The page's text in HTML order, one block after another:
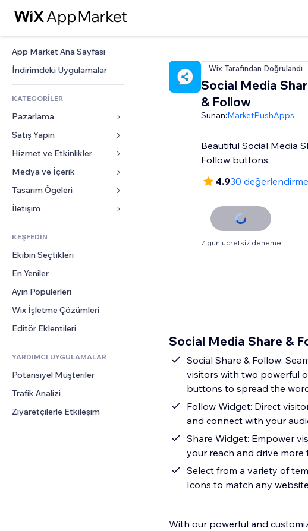
App Market Ana Sayfası
İndirimdeki Uygulamalar
KATEGORİLER
Pazarlama
Reklamlar
Mobil
Site Analizleri
Sosyal Ağ
Site Listeleri
E-posta
Satış Yapın
Mağazalar için uygulamalar
Gönderim ve Teslimat
Satış Düğmeleri
Muhasebe
Kuponlar ve Müşteri Sadakati
Depolama Çözümleri
Hizmet ve Etkinlikler
Oteller
Etkinlikler
Restoranlar
Emlak
Randevular
Medya ve İçerik
Galeri
Müzik
Podcast
Fotoğrafçılık
Video
PDF
Dosya Paylaşımı
Haberler
Tasarım Ögeleri
Haritalar ve Navigasyon
Gizlilik ve Güvenlik
Saat
Sayfa Şablonları
Görüntü Efektleri
Düğmeler ve Menüler
Afişler ve Rozetler
Hesap Makineleri
Arama
Hava Durumu
Grafik ve Tablolar
Formlar
Blog
Anketler
Sohbet
Yorumlar
Telefon
Topluluk
Değerlendirmeler ve Müşteri
KEŞFEDİN
Ekibin Seçtikleri
En Yeniler
Ayın Popülerleri
Wix İşletme Çözümleri
Editör Eklentileri
YARDIMCI UYGULAMALAR
Potansiyel Müşteriler
Trafik Analizi
Ziyaretçilerle Etkileşim
Wix Tarafından Doğrulandı
Social Media
& Follow
Sunan:MarketPushApps
Beautiful Social Media
Follow buttons.
4.930 değerlendirme
7 gün ücretsiz deneme
Social Media Share &
Social Share & Follow:
visitors with two powerful
buttons to spread the
Follow Widget: Direct
and connect with your
Share Widget: Empower
your reach and drive
Select from a variety of
Icons to match any
With our powerful and